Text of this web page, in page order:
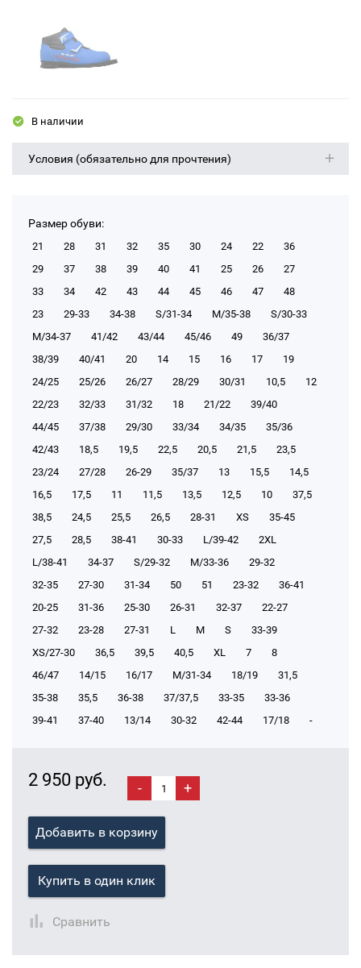
В наличии
Условия (обязательно для прочтения)
Размер обуви:
21 28 31 32 35 30 24 22
36
29
37 38 39 40 41 25 26
27
33
34 42 43 44 45 46 47
48
23
29-33 34-38 S/31-34 М/35-38
S/30-33
М/34-37
41/42 43/44 45/46 49
36/37
38/39
40/41 20 14 15 16 17
19
24/25
25/26 26/27 28/29 30/31 10,5
12
22/23
32/33 31/32 18 21/22
39/40
44/45
37/38 29/30 33/34 34/35
35/36
42/43
18,5 19,5 22,5 20,5 21,5
23,5
23/24
27/28 26-29 35/37 13 15,5
14,5
16,5
17,5 11 11,5 13,5 12,5 10
37,5
38,5
24,5 25,5 26,5 28-31 XS
35-45
27,5
28,5 38-41 30-33 L/39-42
2XL
L/38-41
34-37 S/29-32 М/33-36
29-32
32-35
27-30 31-34 50 51 23-32
36-41
20-25
31-36 25-30 26-31 32-37
22-27
27-32
23-28 27-31 L M S
33-39
XS/27-30
36,5 39,5 40,5 XL 7
8
46/47
14/15 16/17 М/31-34 18/19
31,5
35-38
35,5 36-38 37/37,5 33-35
33-36
39-41
37-40 13/14 30-32 42-44 17/18 -
2 950 руб. - +
Добавить в корзину
Купить в один клик
Сравнить